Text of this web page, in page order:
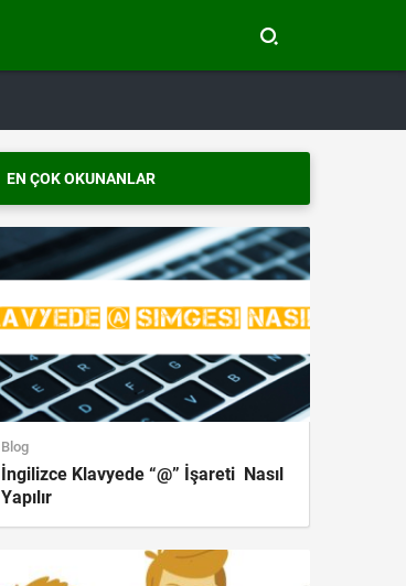
EN ÇOK OKUNANLAR
Blog
İngilizce Klavyede “@” İşareti Nasıl
Yapılır